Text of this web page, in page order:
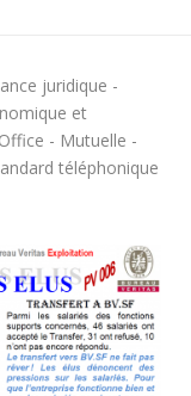
juridique -
et
- Mutuelle -
téléphonique